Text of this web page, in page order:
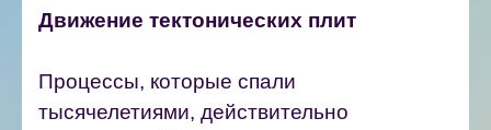
Движение тектонических плит
Процессы, которые спали
тысячелетиями, действительно